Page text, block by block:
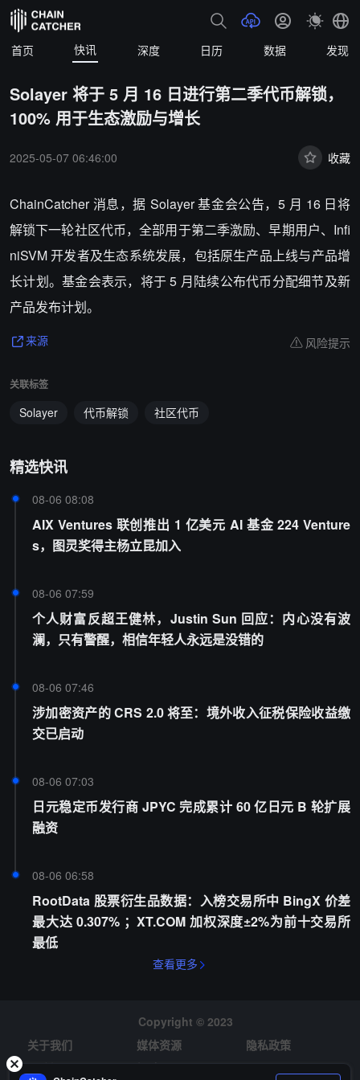
首页 快讯 深度 日历 数据 发现
Solayer 将于 5 月 16 日进行第二季代币解锁，
100% 用于生态激励与增长
2025-05-07 06:46:00 收藏
ChainCatcher 消息，据 Solayer 基金会公告，5 月 16 日将
解锁下一轮社区代币，全部用于第二季激励、早期用户、Infi
niSVM 开发者及生态系统发展，包括原生产品上线与产品增
长计划。基金会表示，将于 5 月陆续公布代币分配细节及新
产品发布计划。
来源 风险提示
关联标签
Solayer 代币解锁 社区代币
精选快讯
08-06 08:08
AIX Ventures 联创推出 1 亿美元 AI 基金 224 Venture
s，图灵奖得主杨立昆加入
08-06 07:59
个人财富反超王健林，Justin Sun 回应：内心没有波
澜，只有警醒，相信年轻人永远是没错的
08-06 07:46
涉加密资产的 CRS 2.0 将至：境外收入征税保险收益缴
交已启动
08-06 07:03
日元稳定币发行商 JPYC 完成累计 60 亿日元 B 轮扩展
融资
08-06 06:58
RootData 股票衍生品数据：入榜交易所中 BingX 价差
最大达 0.307% ；XT.COM 加权深度±2%为前十交易所
最低
查看更多
Copyright © 2023
关于我们
媒体资源
隐私政策
风险提示
招聘